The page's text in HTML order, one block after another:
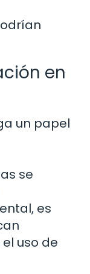
en
un papel
se
es
uso de